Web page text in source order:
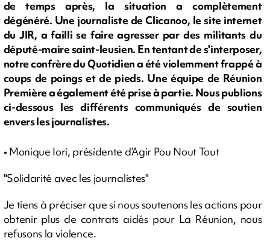
de temps après, la situation a complètement
dégénéré. Une journaliste de Clicanoo, le site internet
du JIR, a failli se faire agresser par des militants du
député-maire saint-leusien. En tentant de s'interposer,
notre confrère du Quotidien a été violemment frappé à
coups de poings et de pieds. Une équipe de Réunion
Première a également été prise à partie. Nous publions
ci-dessous les différents communiqués de soutien
envers les journalistes.
• Monique Iori, présidente d’Agir Pou Nout Tout
"Solidarité avec les journalistes"
Je tiens à préciser que si nous soutenons les actions pour
obtenir plus de contrats aidés pour La Réunion, nous
refusons la violence.